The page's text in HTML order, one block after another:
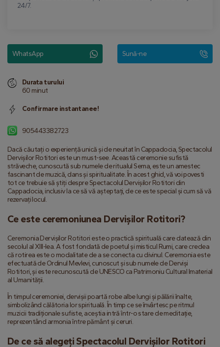
Dacă căutați o experiență unică și de neuitat în Cappadocia, Spectacolul
Dervișilor Rotitori este un must-see. Această ceremonie sufistă
străveche, cunoscută sub numele de ritualul Sema, este un amestec
fascinant de muzică, dans și spiritualitate. În acest ghid, vă voi povesti
tot ce trebuie să știți despre Spectacolul Dervișilor Rotitori din
Cappadocia, inclusiv la ce să vă așteptați, de ce este special și cum să vă
rezervați locul.
Ce este ceremoniunea Dervișilor Rotitori?
Ceremonia Dervișilor Rotitori este o practică spirituală care datează din
secolul al XIII-lea. A fost fondată de poetul și misticul Rumi, care credea
că rotirea este o modalitate de a se conecta cu divinul. Ceremonia este
efectuată de Ordinul Mevlevi, cunoscut și sub numele de Derviși
Rotitori, și este recunoscută de UNESCO ca Patrimoniu Cultural Imaterial
al Umanității.
În timpul ceremoniei, dervișii poartă robe albe lungi și pălării înalte,
simbolizând călătoria lor spirituală. În timp ce se învârtesc pe ritmul
muzicii tradiționale sufiste, aceștia intră într-o stare de meditație,
reprezentând armonia între pământ și ceruri.
De ce să alegeți Spectacolul Dervișilor Rotitori
24/7.
WhatsApp Sună-ne
Durata turului
60 minut
Confirmare instantanee!
905443382723